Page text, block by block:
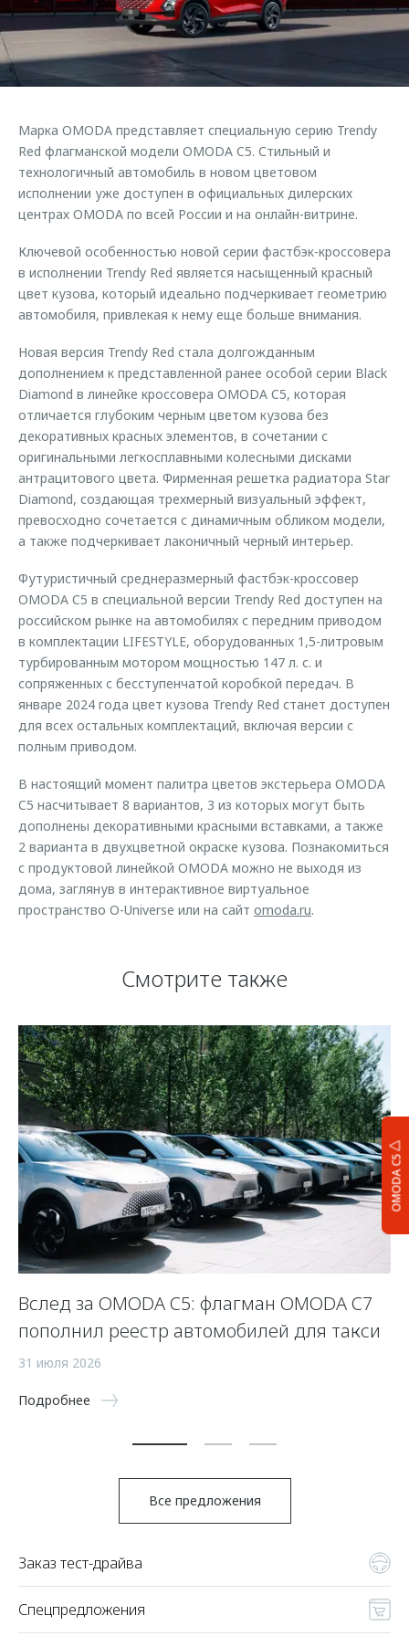
Страхование
Кредитный калькулятор
Аксессуары
Оригинальные аксессуары
Запчасти
Трейд-ин
Клиентская поддержка
O&J Автоклуб
Клуб владельцев OMODA
Аксессуары
Одежда и сувениры
Оригинальные аксессуары
Обратная связь
OMODA C5
Марка OMODA представляет специальную серию Trendy
Red флагманской модели OMODA C5. Стильный и
технологичный автомобиль в новом цветовом
исполнении уже доступен в официальных дилерских
центрах OMODA по всей России и на онлайн-витрине.
Ключевой особенностью новой серии фастбэк-кроссовера
в исполнении Trendy Red является насыщенный красный
цвет кузова, который идеально подчеркивает геометрию
автомобиля, привлекая к нему еще больше внимания.
Новая версия Trendy Red стала долгожданным
дополнением к представленной ранее особой серии Black
Diamond в линейке кроссовера OMODA C5, которая
отличается глубоким черным цветом кузова без
декоративных красных элементов, в сочетании с
оригинальными легкосплавными колесными дисками
антрацитового цвета. Фирменная решетка радиатора Star
Diamond, создающая трехмерный визуальный эффект,
превосходно сочетается с динамичным обликом модели,
а также подчеркивает лаконичный черный интерьер.
Футуристичный среднеразмерный фастбэк-кроссовер
OMODA C5 в специальной версии Trendy Red доступен на
российском рынке на автомобилях с передним приводом
в комплектации LIFESTYLE, оборудованных 1,5-литровым
турбированным мотором мощностью 147 л. с. и
сопряженных с бесступенчатой коробкой передач. В
январе 2024 года цвет кузова Trendy Red станет доступен
для всех остальных комплектаций, включая версии с
полным приводом.
В настоящий момент палитра цветов экстерьера OMODA
C5 насчитывает 8 вариантов, 3 из которых могут быть
дополнены декоративными красными вставками, а также
2 варианта в двухцветной окраске кузова. Познакомиться
с продуктовой линейкой OMODA можно не выходя из
дома, заглянув в интерактивное виртуальное
пространство O-Universe или на сайт omoda.ru.
Смотрите также
Вслед за OMODA C5: флагман OMODA C7
пополнил реестр автомобилей для такси
31 июля 2026
Подробнее
Все предложения
Заказ тест-драйва
Спецпредложения